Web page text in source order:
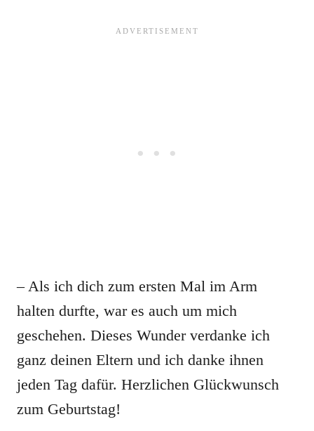
– Als ich dich zum ersten Mal im Arm
halten durfte, war es auch um mich
geschehen. Dieses Wunder verdanke ich
ganz deinen Eltern und ich danke ihnen
jeden Tag dafür. Herzlichen Glückwunsch
zum Geburtstag!